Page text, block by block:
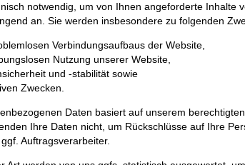
notwendig, um von Ihnen angeforderte Inhalte
an. Sie werden insbesondere zu folgenden
Verbindungsaufbaus der Website,
Nutzung unserer Website,
und -stabilität sowie
Zwecken.
Daten basiert auf unserem
Ihre Daten nicht, um Rückschlüsse auf Ihre
Auftragsverarbeiter.